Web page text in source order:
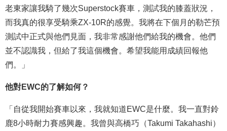
老東家讓我騎了幾次Superstock賽車，測試我的膝蓋狀況，
而我真的很享受騎乘ZX-10R的感覺。我將在下個月的勒芒預
測試中正式與他們見面，我非常感謝他們給我的機會。他們
並不認識我，但給了我這個機會。希望我能用成績回報他
們。」
他對EWC的了解如何？
「自從我開始賽車以來，我就知道EWC是什麼。我一直對鈴
鹿8小時耐力賽感興趣。我曾與高橋巧（Takumi Takahashi）